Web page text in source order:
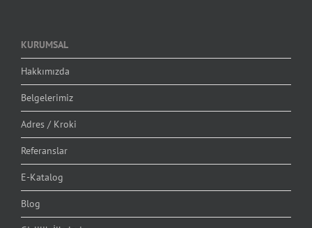
KURUMSAL
Hakkımızda
Belgelerimiz
Adres / Kroki
Referanslar
E-Katalog
Blog